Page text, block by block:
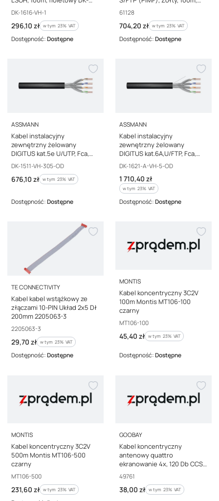
1616-VH-1
Kod producenta
DK-1616-VH-1
Cena brutto
296,10 zł w tym %s VAT
w tym 23% VAT
Dostępność:Dostępne
61128
Kod producenta
61128
Cena brutto
704,20 zł w tym %s VAT
w tym 23% VAT
Dostępność:Dostępne
PRODUCENT
ASSMANN
Kabel instalacyjny
zewnętrzny żelowany
DIGITUS kat.5e U/UTP, Fca,
AWG 24/1, PE, 305m, czarny,
karton DK-1511-VH-305-OD
Kod producenta
DK-1511-VH-305-OD
Cena brutto
676,10 zł w tym %s VAT
w tym 23% VAT
Dostępność:Dostępne
PRODUCENT
ASSMANN
Kabel instalacyjny
zewnętrzny żelowany
DIGITUS kat.6A,U/FTP, Fca,
AWG 23/1, PE, 500m, czarny,
szpula DK-1621-A-VH-5-OD
Kod producenta
DK-1621-A-VH-5-OD
Cena brutto
1 710,40 zł
w tym %s VAT
w tym 23% VAT
Dostępność:Dostępne
PRODUCENT
TE CONNECTIVITY
Kabel kabel wstążkowy ze
złączami 10-PIN Układ 2x5 Dł
200mm 2205063-3
Kod producenta
2205063-3
Cena brutto
29,70 zł w tym %s VAT
w tym 23% VAT
Dostępność:Dostępne
PRODUCENT
MONTIS
Kabel koncentryczny 3C2V
100m Montis MT106-100
czarny
Kod producenta
MT106-100
Cena brutto
45,40 zł w tym %s VAT
w tym 23% VAT
Dostępność:Dostępne
PRODUCENT
MONTIS
Kabel koncentryczny 3C2V
500m Montis MT106-500
czarny
Kod producenta
MT106-500
Cena brutto
231,60 zł w tym %s VAT
w tym 23% VAT
PRODUCENT
GOOBAY
Kabel koncentryczny
antenowy quattro
ekranowanie 4x, 120 Db CCS
20 m 49761
Kod producenta
49761
Cena brutto
38,00 zł w tym %s VAT
w tym 23% VAT